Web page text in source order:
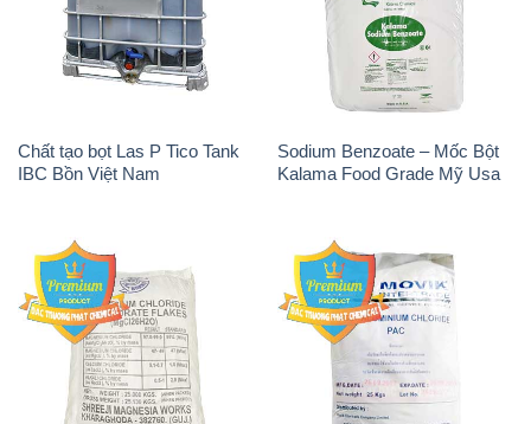
Chất tạo bọt Las P Tico Tank
IBC Bồn Việt Nam
Sodium Benzoate – Mốc Bột
Kalama Food Grade Mỹ Usa